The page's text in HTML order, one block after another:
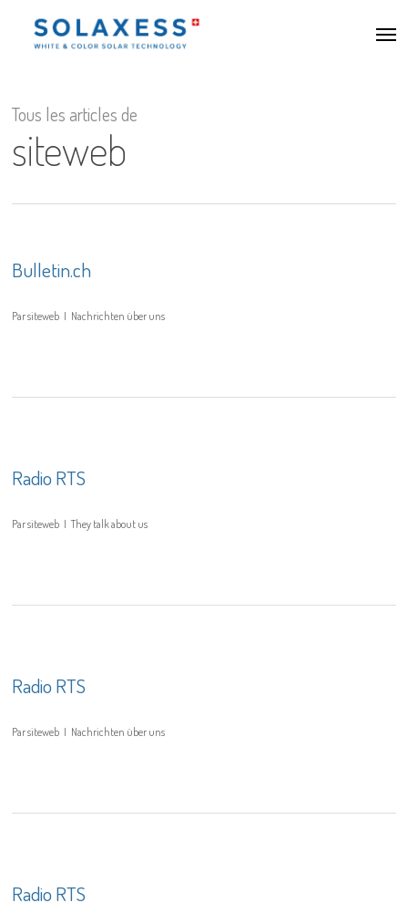
Accéder
principal
Tous les articles de
siteweb
Bulletin.ch
Parsiteweb Nachrichten über uns
Radio RTS
Parsiteweb They talk about us
Radio RTS
Parsiteweb Nachrichten über uns
Radio RTS